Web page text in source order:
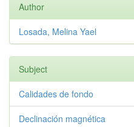
Author
Losada, Melina Yael
Subject
Calidades de fondo
Declinación magnética